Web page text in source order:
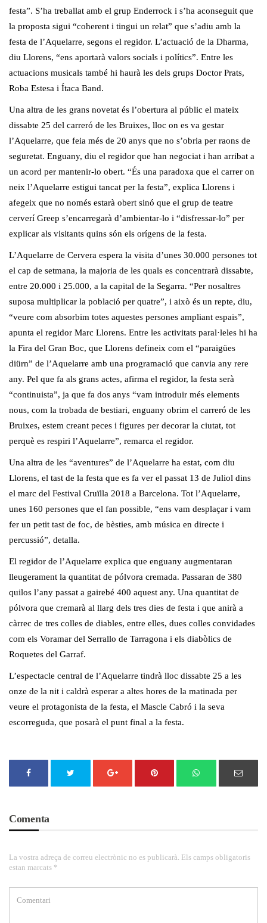
festa”. S’ha treballat amb el grup Enderrock i s’ha aconseguit que
la proposta sigui “coherent i tingui un relat” que s’adiu amb la
festa de l’Aquelarre, segons el regidor. L’actuació de la Dharma,
diu Llorens, “ens aportarà valors socials i polítics”. Entre les
actuacions musicals també hi haurà les dels grups Doctor Prats,
Roba Estesa i Ítaca Band.
Una altra de les grans novetat és l’obertura al públic el mateix
dissabte 25 del carreró de les Bruixes, lloc on es va gestar
l’Aquelarre, que feia més de 20 anys que no s’obria per raons de
seguretat. Enguany, diu el regidor que han negociat i han arribat a
un acord per mantenir-lo obert. “És una paradoxa que el carrer on
neix l’Aquelarre estigui tancat per la festa”, explica Llorens i
afegeix que no només estarà obert sinó que el grup de teatre
cerverí Greep s’encarregarà d’ambientar-lo i “disfressar-lo” per
explicar als visitants quins són els orígens de la festa.
L’Aquelarre de Cervera espera la visita d’unes 30.000 persones tot
el cap de setmana, la majoria de les quals es concentrarà dissabte,
entre 20.000 i 25.000, a la capital de la Segarra. “Per nosaltres
suposa multiplicar la població per quatre”, i això és un repte, diu,
“veure com absorbim totes aquestes persones ampliant espais”,
apunta el regidor Marc Llorens. Entre les activitats paral·leles hi ha
la Fira del Gran Boc, que Llorens defineix com el “paraigües
diürn” de l’Aquelarre amb una programació que canvia any rere
any. Pel que fa als grans actes, afirma el regidor, la festa serà
“continuista”, ja que fa dos anys “vam introduir més elements
nous, com la trobada de bestiari, enguany obrim el carreró de les
Bruixes, estem creant peces i figures per decorar la ciutat, tot
perquè es respiri l’Aquelarre”, remarca el regidor.
Una altra de les “aventures” de l’Aquelarre ha estat, com diu
Llorens, el tast de la festa que es fa ver el passat 13 de Juliol dins
el marc del Festival Cruïlla 2018 a Barcelona. Tot l’Aquelarre,
unes 160 persones que el fan possible, “ens vam desplaçar i vam
fer un petit tast de foc, de bèsties, amb música en directe i
percussió”, detalla.
El regidor de l’Aquelarre explica que enguany augmentaran
lleugerament la quantitat de pólvora cremada. Passaran de 380
quilos l’any passat a gairebé 400 aquest any. Una quantitat de
pólvora que cremarà al llarg dels tres dies de festa i que anirà a
càrrec de tres colles de diables, entre elles, dues colles convidades
com els Voramar del Serrallo de Tarragona i els diabòlics de
Roquetes del Garraf.
L’espectacle central de l’Aquelarre tindrà lloc dissabte 25 a les
onze de la nit i caldrà esperar a altes hores de la matinada per
veure el protagonista de la festa, el Mascle Cabró i la seva
escorreguda, que posarà el punt final a la festa.
Comenta
La vostra adreça de correu electrònic no es publicarà. Els camps obligatoris
estan marcats *